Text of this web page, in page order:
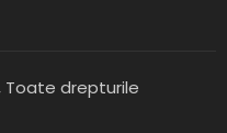
Toate drepturile